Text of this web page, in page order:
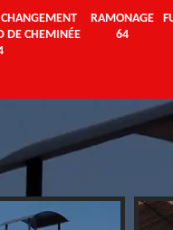
DE CHEMINÉE
RAMONAGE
64